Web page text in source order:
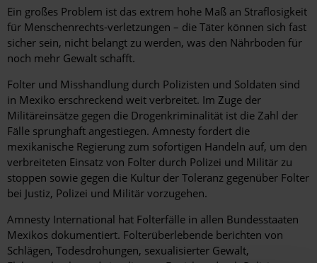
Ein großes Problem ist das extrem hohe Maß an Straflosigkeit
für Menschenrechts-verletzungen – die Täter können sich fast
sicher sein, nicht belangt zu werden, was den Nährboden für
noch mehr Gewalt schafft.
Folter und Misshandlung durch Polizisten und Soldaten sind
in Mexiko erschreckend weit verbreitet. Im Zuge der
Militäreinsätze gegen die Drogenkriminalität ist die Zahl der
Fälle sprunghaft angestiegen. Amnesty fordert die
mexikanische Regierung zum sofortigen Handeln auf, um den
verbreiteten Einsatz von Folter durch Polizei und Militär zu
stoppen sowie gegen die Kultur der Toleranz gegenüber Folter
bei Justiz, Polizei und Militär vorzugehen.
Amnesty International hat Folterfälle in allen Bundesstaaten
Mexikos dokumentiert. Folterüberlebende berichten von
Schlägen, Todesdrohungen, sexualisierter Gewalt,